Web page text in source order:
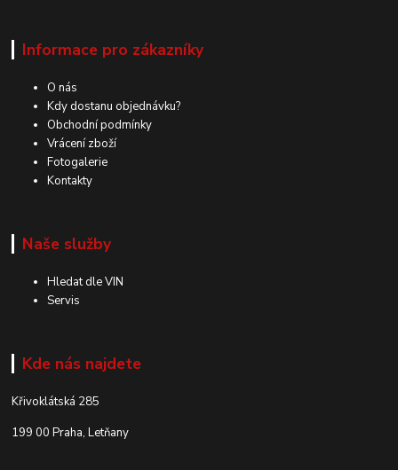
Informace pro zákazníky
O nás
Kdy dostanu objednávku?
Obchodní podmínky
Vrácení zboží
Fotogalerie
Kontakty
Naše služby
Hledat dle VIN
Servis
Kde nás najdete
Křivoklátská 285
199 00 Praha, Letňany